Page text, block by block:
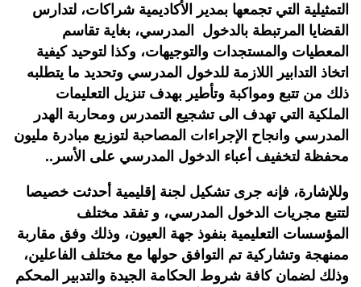
التمثيلية التي تجمعها بمدير الأكاديمية شراكات، لتدارس
القضايا المرتبطة بالدخول المدرسي، بغاية تقاسم
المعطيات والمستجدات والتوجيهات، وكذا لتوحيد كيفية
اتخاذ التدابير اللازمة للدخول المدرسي وتحديد ما يتطلبه
ذلك من تتبع ومواكبة وتأطير بهدف تنزيل التعليمات
الملكية التي تهدف الى تشجيع التمدرس ومحاربة الهدر
المدرسي وانجاح الإجراءات المصاحبة لتوزيع مبادرة مليون
محفظة لتخفيف أعباء الدخول المدرسي على الأسر..
وللإشارة، فإنه جرى تشكيل لجنة إقليمية أحدثت خصيصا
لتتبع مجريات الدخول المدرسي، و تفقد مختلف
المؤسسات التعليمية بنفوذ جهة العيون، وذلك وفق مقاربة
ممنهجة وتشاركية تم التوافق حولها مع مختلف الفاعلين،
وذلك لضمان كافة شروط الحكامة الجيدة والتدبير المحكم